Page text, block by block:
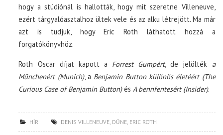
hogy a stúdiónál is hallották, hogy mit szeretne Villeneuve,
ezért tárgyalóasztalhoz ültek vele és az alku létrejött. Ma már
azt is tudjuk, hogy Eric Roth láthatott hozzá a
forgatókönyvhöz.
Roth Oscar díjat kapott a Forrest Gumpért, de jelölték a
Münchenért (Munich), a Benjamin Button különös életéért (The
Curious Case of Benjamin Button)ésA bennfentesért (Insider).
HÍR DENIS VILLENEUVE, DŰNE, ERIC ROTH